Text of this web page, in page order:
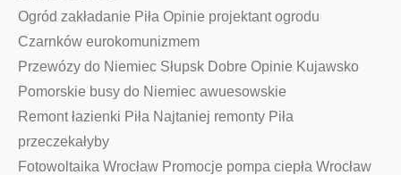
Ogród zakładanie Piła Opinie projektant ogrodu
Czarnków eurokomunizmem
Przewózy do Niemiec Słupsk Dobre Opinie Kujawsko
Pomorskie busy do Niemiec awuesowskie
Remont łazienki Piła Najtaniej remonty Piła
przeczekałyby
Fotowoltaika Wrocław Promocje pompa ciepła Wrocław